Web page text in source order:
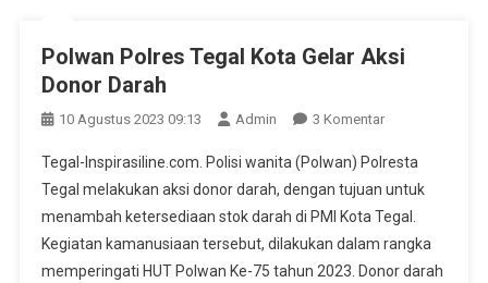
Polwan Polres Tegal Kota Gelar Aksi
Donor Darah
10 Agustus 2023 09:13 Admin 3 KomentarPada
Polres
Tegal
Kota
Gelar
Aksi
Tegal-Inspirasiline.com. Polisi wanita (Polwan) Polresta
Tegal melakukan aksi donor darah, dengan tujuan untuk
menambah ketersediaan stok darah di PMI Kota Tegal.
Kegiatan kamanusiaan tersebut, dilakukan dalam rangka
memperingati HUT Polwan Ke-75 tahun 2023. Donor darah